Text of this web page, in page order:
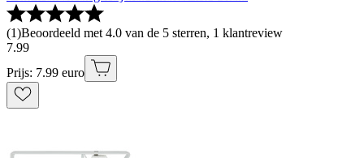
(1)Beoordeeld met 4.0 van de 5 sterren, 1 klantreview
7.99
Prijs: 7.99 euro